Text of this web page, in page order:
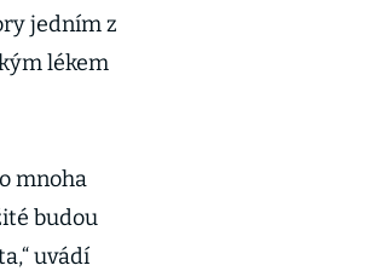
jedním z
lékem
mnoha
budou
uvádí